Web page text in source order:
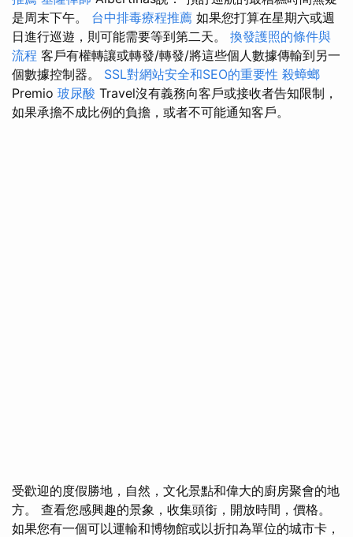
是周末下午。 台中排毒療程推薦 如果您打算在星期六或週
日進行巡遊，則可能需要等到第二天。 換發護照的條件與
流程 客戶有權轉讓或轉發/轉發/將這些個人數據傳輸到另一
個數據控制器。 SSL對網站安全和SEO的重要性 殺蟑螂
Premio 玻尿酸 Travel沒有義務向客戶或接收者告知限制，
如果承擔不成比例的負擔，或者不可能通知客戶。
受歡迎的度假勝地，自然，文化景點和偉大的廚房聚會的地
方。 查看您感興趣的景象，收集頭銜，開放時間，價格。
如果您有一個可以運輸和博物館或以折扣為單位的城市卡，